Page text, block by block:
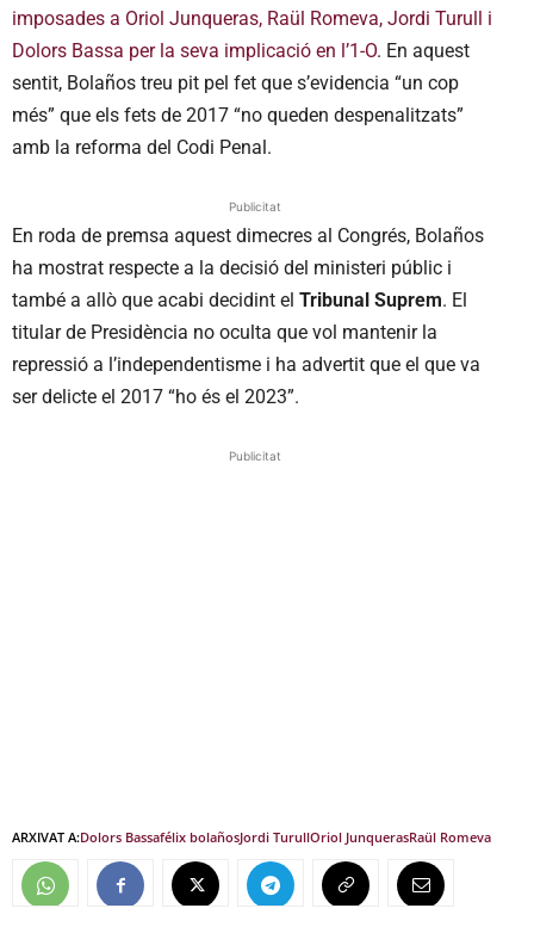
imposades a Oriol Junqueras, Raül Romeva, Jordi Turull i
Dolors Bassa per la seva implicació en l’1-O. En aquest
sentit, Bolaños treu pit pel fet que s’evidencia “un cop
més” que els fets de 2017 “no queden despenalitzats”
amb la reforma del Codi Penal.
Publicitat
En roda de premsa aquest dimecres al Congrés, Bolaños
ha mostrat respecte a la decisió del ministeri públic i
també a allò que acabi decidint el Tribunal Suprem. El
titular de Presidència no oculta que vol mantenir la
repressió a l’independentisme i ha advertit que el que va
ser delicte el 2017 “ho és el 2023”.
Publicitat
ARXIVAT A:Dolors Bassafélix bolañosJordi TurullOriol JunquerasRaül Romeva